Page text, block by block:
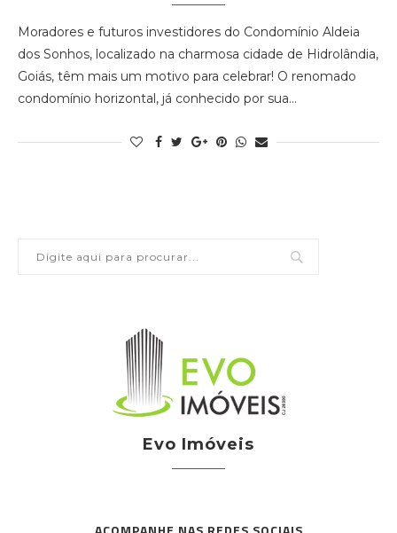
Moradores e futuros investidores do Condomínio Aldeia
dos Sonhos, localizado na charmosa cidade de Hidrolândia,
Goiás, têm mais um motivo para celebrar! O renomado
condomínio horizontal, já conhecido por sua…
Evo Imóveis